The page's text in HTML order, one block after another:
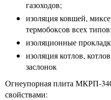
газоходов;
изоляция ковшей,
термобоксов всех типов;
изоляционные
изоляция котлов,
заслонок
Огнеупорная плита МКРП-
свойствами: